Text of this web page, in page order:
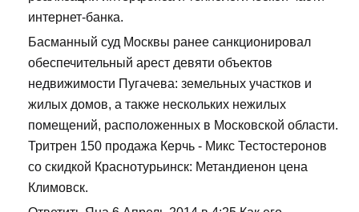
интернет-банка.
Басманный суд Москвы ранее санкционировал
обеспечительный арест девяти объектов
недвижимости Пугачева: земельных участков и
жилых домов, а также нескольких нежилых
помещений, расположенных в Московской области.
Тритрен 150 продажа Керчь - Микс Тестостеронов
со скидкой Краснотурьинск: Метандиенон цена
Климовск.